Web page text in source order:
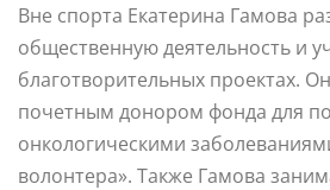
Вне спорта Екатерина Гамова
общественную деятельность и
благотворительных проектах.
почетным донором фонда для
онкологическими
волонтера». Также Гамова